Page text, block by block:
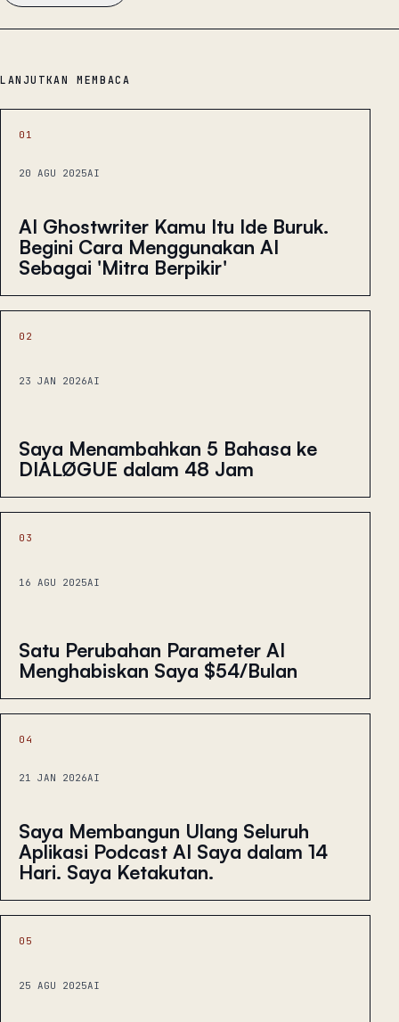
LANJUTKAN MEMBACA
01
20 AGU 2025AI
AI Ghostwriter Kamu Itu Ide Buruk.
Begini Cara Menggunakan AI
Sebagai 'Mitra Berpikir'
02
23 JAN 2026AI
Saya Menambahkan 5 Bahasa ke
DIALØGUE dalam 48 Jam
03
16 AGU 2025AI
Satu Perubahan Parameter AI
Menghabiskan Saya $54/Bulan
04
21 JAN 2026AI
Saya Membangun Ulang Seluruh
Aplikasi Podcast AI Saya dalam 14
Hari. Saya Ketakutan.
05
25 AGU 2025AI